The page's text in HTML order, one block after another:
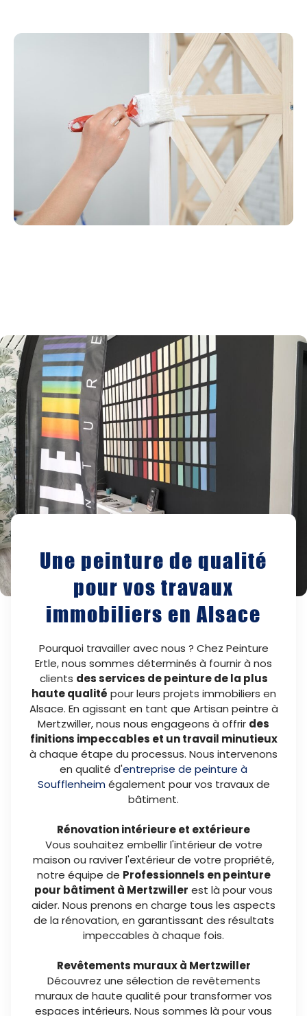
Une peinture de qualité
pour vos travaux
immobiliers en Alsace
Pourquoi travailler avec nous ? Chez Peinture
Ertle, nous sommes déterminés à fournir à nos
clients des services de peinture de la plus
haute qualité pour leurs projets immobiliers en
Alsace. En agissant en tant que Artisan peintre à
Mertzwiller, nous nous engageons à offrir des
finitions impeccables et un travail minutieux
à chaque étape du processus. Nous intervenons
en qualité d'entreprise de peinture à
Soufflenheimégalement pour vos travaux de
bâtiment.
Rénovation intérieure et extérieure
Vous souhaitez embellir l'intérieur de votre
maison ou raviver l'extérieur de votre propriété,
notre équipe de Professionnels en peinture
pour bâtiment à Mertzwiller est là pour vous
aider. Nous prenons en charge tous les aspects
de la rénovation, en garantissant des résultats
impeccables à chaque fois.
Revêtements muraux à Mertzwiller
Découvrez une sélection de revêtements
muraux de haute qualité pour transformer vos
espaces intérieurs. Nous sommes là pour vous